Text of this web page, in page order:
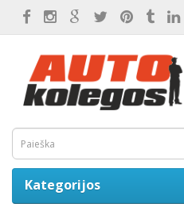
Kategorijos